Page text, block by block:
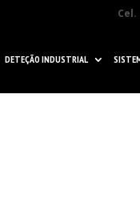
Cel.
DETEÇÃO INDUSTRIAL